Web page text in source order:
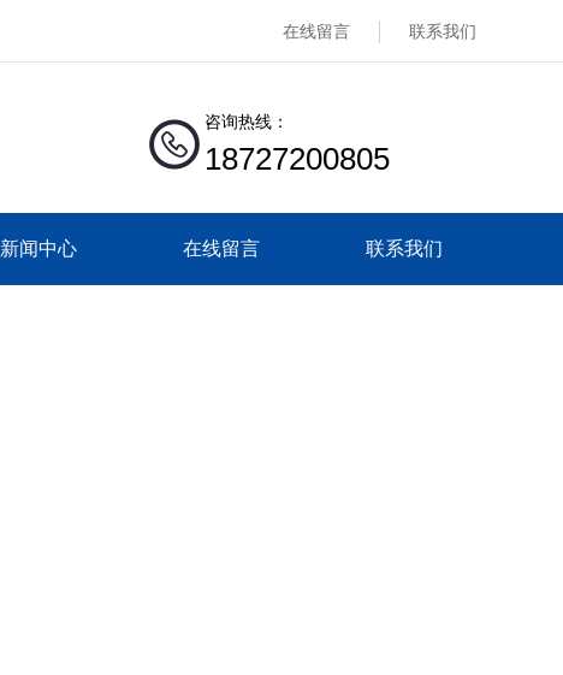
在线留言 联系我们
咨询热线：
18727200805
新闻中心 在线留言 联系我们